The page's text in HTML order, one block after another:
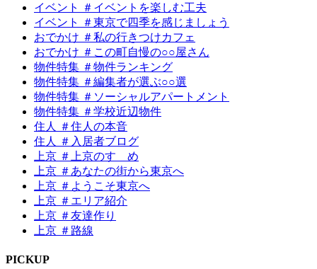
イベント ＃イベントを楽しむ工夫
イベント ＃東京で四季を感じましょう
おでかけ ＃私の行きつけカフェ
おでかけ ＃この町自慢の○○屋さん
物件特集 ＃物件ランキング
物件特集 ＃編集者が選ぶ○○選
物件特集 ＃ソーシャルアパートメント
物件特集 ＃学校近辺物件
住人 ＃住人の本音
住人 ＃入居者ブログ
上京 ＃上京のすゝめ
上京 ＃あなたの街から東京へ
上京 ＃ようこそ東京へ
上京 ＃エリア紹介
上京 ＃友達作り
上京 ＃路線
PICKUP